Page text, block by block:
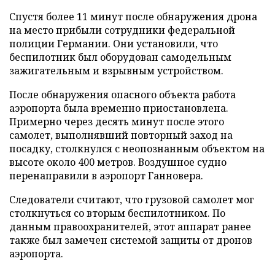
Спустя более 11 минут после обнаружения дрона
на место прибыли сотрудники федеральной
полиции Германии. Они установили, что
беспилотник был оборудован самодельным
зажигательным и взрывным устройством.
После обнаружения опасного объекта работа
аэропорта была временно приостановлена.
Примерно через десять минут после этого
самолет, выполнявший повторный заход на
посадку, столкнулся с неопознанным объектом на
высоте около 400 метров. Воздушное судно
перенаправили в аэропорт Ганновера.
Следователи считают, что грузовой самолет мог
столкнуться со вторым беспилотником. По
данным правоохранителей, этот аппарат ранее
также был замечен системой защиты от дронов
аэропорта.